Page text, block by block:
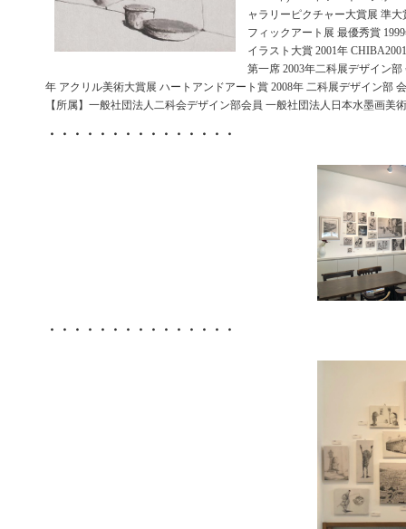
ャラリーピクチャー大賞展 準大
フィックアート展 最優秀賞
イラスト大賞 2001年
第一席 2003年二科展デザイン部
年 アクリル美術大賞展 ハートアンドアート賞 2008年 二科展デザイン部
【所属】一般社団法人二科会デザイン部会員 一般社団法人日本水墨画美
・・・・・・・・・・・・・・・
・・・・・・・・・・・・・・・